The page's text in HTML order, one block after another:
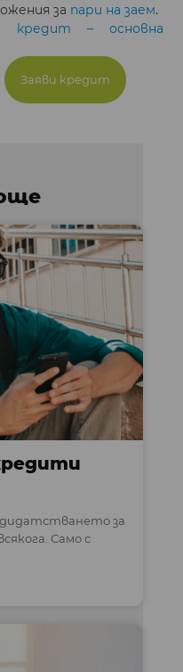
за пари на заем.
кредит – основна
Заяви кредит
за
Само с